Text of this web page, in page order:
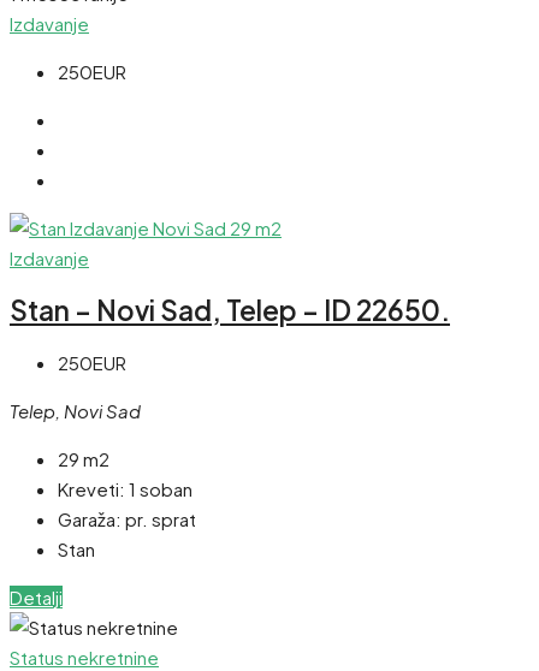
Izdavanje
250EUR
Izdavanje
Stan – Novi Sad, Telep – ID 22650.
250EUR
Telep, Novi Sad
29 m2
Kreveti: 1 soban
Garaža: pr. sprat
Stan
Detalji
Status nekretnine